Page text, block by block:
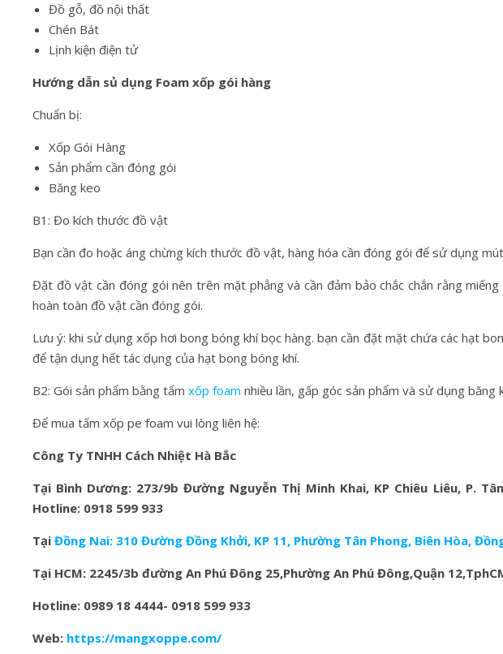
Đồ gỗ, đồ nội thất
Chén Bát
Lịnh kiện điện tử
Hướng dẫn sủ dụng Foam xốp gói hàng
Chuẩn bị:
Xốp Gói Hàng
Sản phẩm cần đóng gói
Băng keo
B1: Đo kích thước đồ vật
Bạn cần đo hoặc áng chừng kích thước đồ vật, hàng hóa cần đóng gói để sử dụng
Đặt đồ vật cần đóng gói nên trên mặt phẳng và cần đảm bảo chắc chắn rằng
hoàn toàn đồ vật cần đóng gói.
Lưu ý: khi sử dụng xốp hơi bong bóng khí bọc hàng. bạn cần đặt mặt chứa các hạt
để tận dụng hết tác dụng của hạt bong bóng khí.
B2: Gói sản phẩm bằng tấm xốp foam nhiều lần, gấp góc sản phẩm và sử dụng băng
Để mua tấm xốp pe foam vui lòng liên hệ:
Công Ty TNHH Cách Nhiệt Hà Bắc
Tại Bình Dương: 273/9b Đường Nguyễn Thị Minh Khai, KP Chiêu Liêu, P.
Hotline: 0918 599 933
Tại Đồng Nai: 310 Đường Đồng Khởi, KP 11, Phường Tân Phong, Biên Hòa,
Tại HCM: 2245/3b đường An Phú Đông 25,Phường An Phú Đông,Quận
Hotline: 0989 18 4444- 0918 599 933
Web: https://mangxoppe.com/